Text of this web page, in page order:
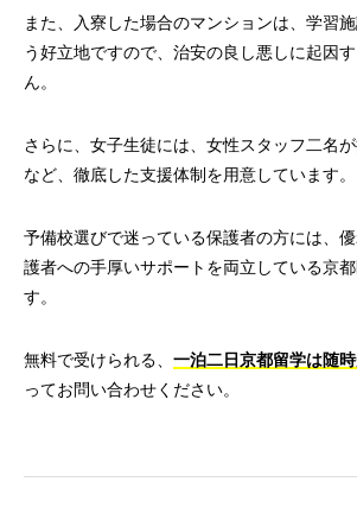
また、入寮した場合のマンションは、学習
う好立地ですので、治安の良し悪しに起因
ん。
さらに、女子生徒には、女性スタッフ二名
など、徹底した支援体制を用意しています。
予備校選びで迷っている保護者の方には、
護者への手厚いサポートを両立している京
す。
無料で受けられる、 一泊二日京都留学は随
ってお問い合わせください。